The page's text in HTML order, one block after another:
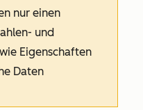
nur einen
und
Eigenschaften
Daten